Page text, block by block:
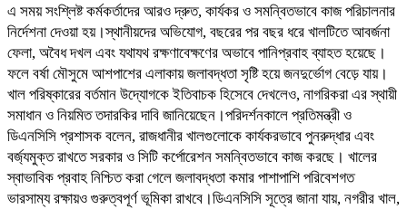
এ সময় সংশ্লিষ্ট কর্মকর্তাদের আরও দ্রুত, কার্যকর ও সমন্বিতভাবে কাজ পরিচালনার
নির্দেশনা দেওয়া হয়।স্থানীয়দের অভিযোগ, বছরের পর বছর ধরে খালটিতে আবর্জনা
ফেলা, অবৈধ দখল এবং যথাযথ রক্ষণাবেক্ষণের অভাবে পানিপ্রবাহ ব্যাহত হয়েছে।
ফলে বর্ষা মৌসুমে আশপাশের এলাকায় জলাবদ্ধতা সৃষ্টি হয়ে জনদুর্ভোগ বেড়ে যায়।
খাল পরিষ্কারের বর্তমান উদ্যোগকে ইতিবাচক হিসেবে দেখলেও, নাগরিকরা এর স্থায়ী
সমাধান ও নিয়মিত তদারকির দাবি জানিয়েছেন।পরিদর্শনকালে প্রতিমন্ত্রী ও
ডিএনসিসি প্রশাসক বলেন, রাজধানীর খালগুলোকে কার্যকরভাবে পুনরুদ্ধার এবং
বর্জ্যমুক্ত রাখতে সরকার ও সিটি কর্পোরেশন সমন্বিতভাবে কাজ করছে। খালের
স্বাভাবিক প্রবাহ নিশ্চিত করা গেলে জলাবদ্ধতা কমার পাশাপাশি পরিবেশগত
ভারসাম্য রক্ষায়ও গুরুত্বপূর্ণ ভূমিকা রাখবে।ডিএনসিসি সূত্রে জানা যায়, নগরীর খাল,